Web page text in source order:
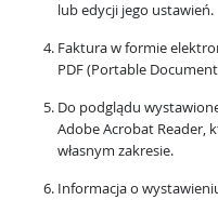
lub edycji jego ustawień.
Faktura w formie
PDF (Portable
Do podglądu
Adobe Acrobat Reader,
własnym zakresie.
Informacja o